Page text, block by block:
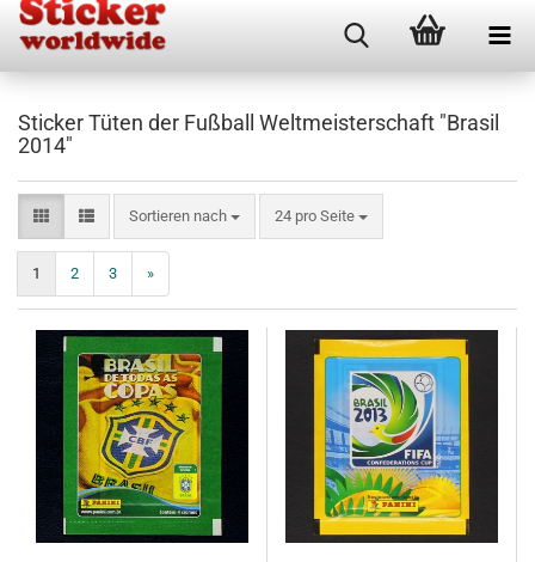
Sticker Tüten der Fußball Weltmeisterschaft "Brasil
2014"
Sortieren nach
Sortieren nach 24 pro Seite
pro Seite
1 2 3 »